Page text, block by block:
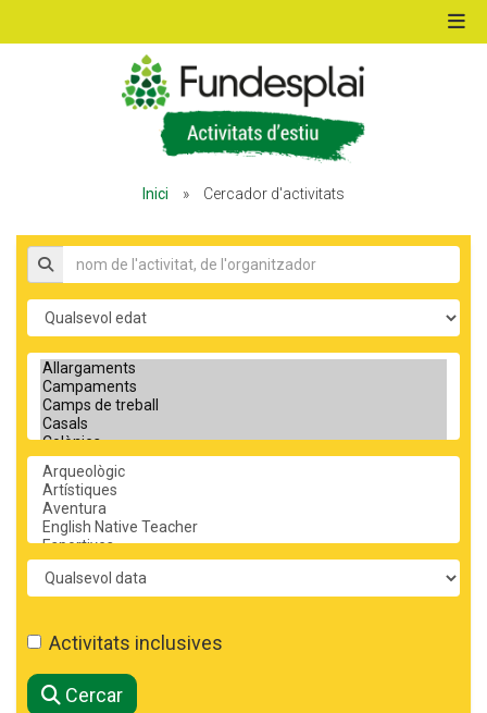
Inici » Cercador d'activitats
Nom de l'activitat, organitzador
Edat
Tipus d'activitat
Temàtica
Període
Activitats inclusives
Cercar
ACTIVITATS D'ESTIU
ALBERG CENTRE ESPLAI
CASES DE COLÒNIES
ACCIÓ SOCIAL I JOVES